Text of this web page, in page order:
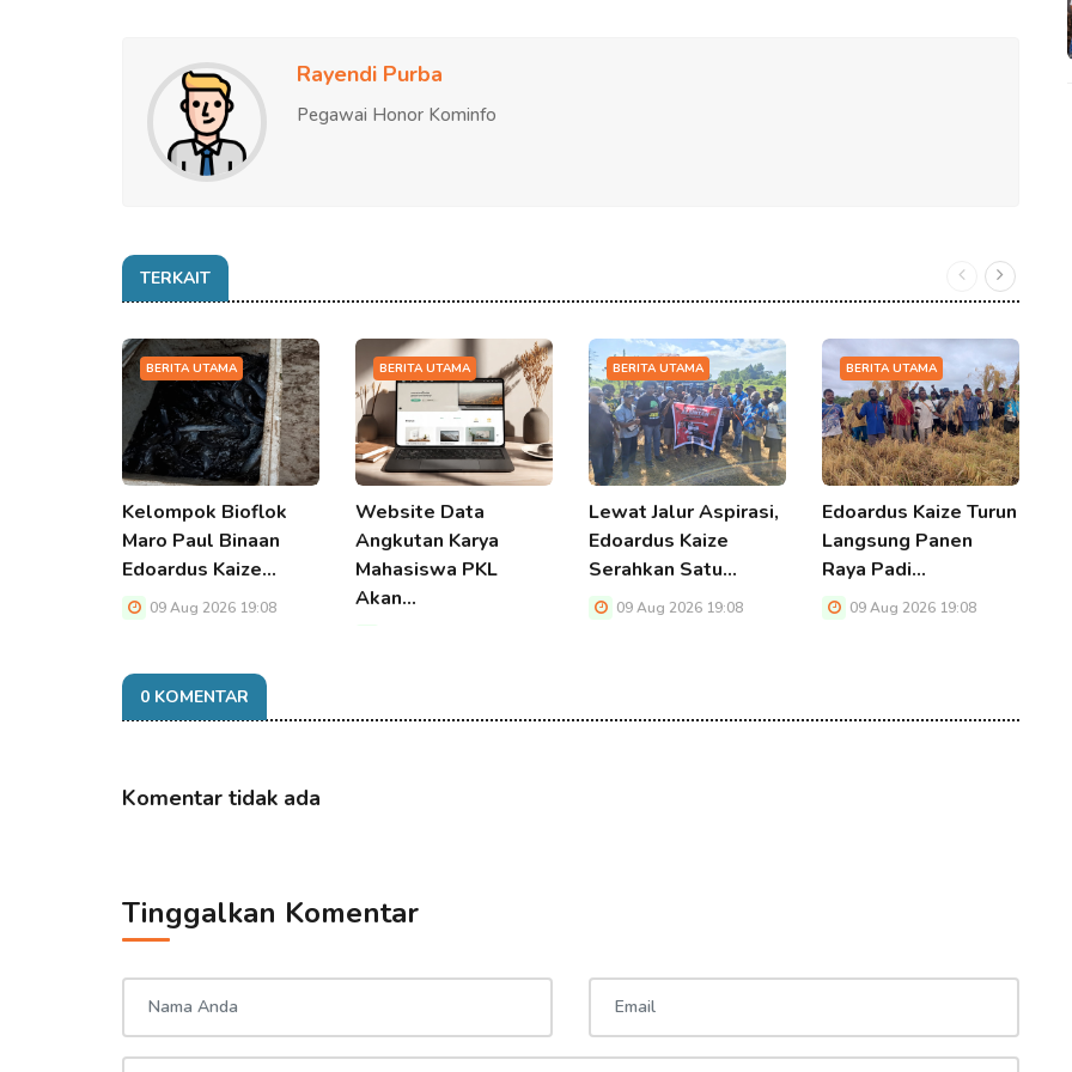
Rayendi Purba
Pegawai Honor Kominfo
TERKAIT
BERITA UTAMA
Kelompok Bioflok
Maro Paul Binaan
Edoardus Kaize…
09 Aug 2026 19:08
BERITA UTAMA
Website Data
Angkutan Karya
Mahasiswa PKL
Akan…
BERITA UTAMA
Lewat Jalur Aspirasi,
Edoardus Kaize
Serahkan Satu…
09 Aug 2026 19:08
BERITA UTAMA
Edoardus Kaize Turun
Langsung Panen
Raya Padi…
09 Aug 2026 19:08
0 KOMENTAR
Komentar tidak ada
Tinggalkan Komentar